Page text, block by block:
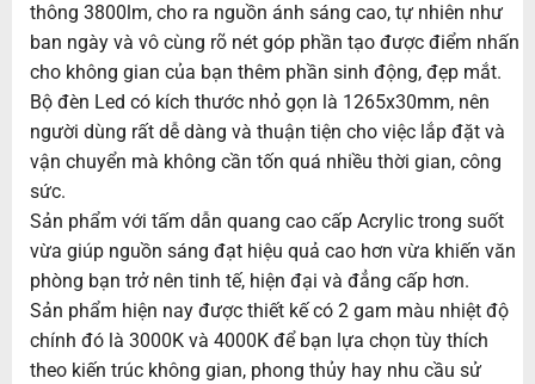
thông 3800lm, cho ra nguồn ánh sáng cao, tự nhiên như
ban ngày và vô cùng rõ nét góp phần tạo được điểm nhấn
cho không gian của bạn thêm phần sinh động, đẹp mắt.
Bộ đèn Led có kích thước nhỏ gọn là 1265x30mm, nên
người dùng rất dễ dàng và thuận tiện cho việc lắp đặt và
vận chuyển mà không cần tốn quá nhiều thời gian, công
sức.
Sản phẩm với tấm dẫn quang cao cấp Acrylic trong suốt
vừa giúp nguồn sáng đạt hiệu quả cao hơn vừa khiến văn
phòng bạn trở nên tinh tế, hiện đại và đẳng cấp hơn.
Sản phẩm hiện nay được thiết kế có 2 gam màu nhiệt độ
chính đó là 3000K và 4000K để bạn lựa chọn tùy thích
theo kiến trúc không gian, phong thủy hay nhu cầu sử